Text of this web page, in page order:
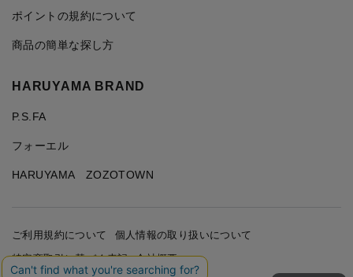
ポイントの規約について
商品の簡単な探し方
HARUYAMA BRAND
P.S.FA
フォーエル
HARUYAMA ZOZOTOWN
ご利用規約について
個人情報の取り扱いについて
特定商取引に基づく表記
会社概要